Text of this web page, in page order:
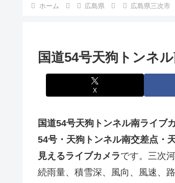
ホーム 広島県 広島県三次市
国道54号天狗トンネ
X
国道54号天狗トンネル南ライブ
54号・天狗トンネル南交差点・
見えるライブカメラです。三次
続雨量、積雪深、風向、風速、